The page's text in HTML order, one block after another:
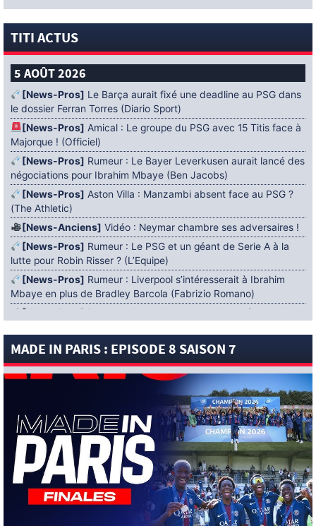
TITI ACTUS
5 AOÛT 2026
[News-Pros] Le Barça aurait fixé une deadline au PSG dans
le dossier Ferran Torres (Diario Sport)
[News-Pros] Amical : Le groupe du PSG avec 15 Titis face à
Majorque ! (Officiel)
[News-Pros] Rumeur : Le Bayer Leverkusen aurait lancé des
négociations pour Ibrahim Mbaye (Ben Jacobs)
[News-Pros] Aston Villa : Manzambi absent face au PSG ?
(The Athletic)
[News-Anciens] Vidéo : Neymar chambre ses adversaires !
[News-Pros] Rumeur : Le PSG et un géant de Serie A à la
lutte pour Robin Risser ? (L’Equipe)
[News-Pros] Rumeur : Liverpool s’intéresserait à Ibrahim
Mbaye en plus de Bradley Barcola (Fabrizio Romano)
[News-Pros]
Rumeur : Accord contractuel trouvé entre le
[News-Pros]Rumeur : Le PSG aurait lancé un ultimatum
4 AOÛT 2026
Mercato : Khalil Ayari prêté à Dunkerque
(Officiel)
[News-Anciens]Leverkusen : un retour de Diaby envisagé
(Foot Mercato)
[News-Formation]Nsoki va filer au Dinamo Zagreb
(L’Equipe)
[News-Pros]Rumeur : Suzuki acheté par le PSG puis prêté ?
MADE IN PARIS : EPISODE 8 SAISON 7